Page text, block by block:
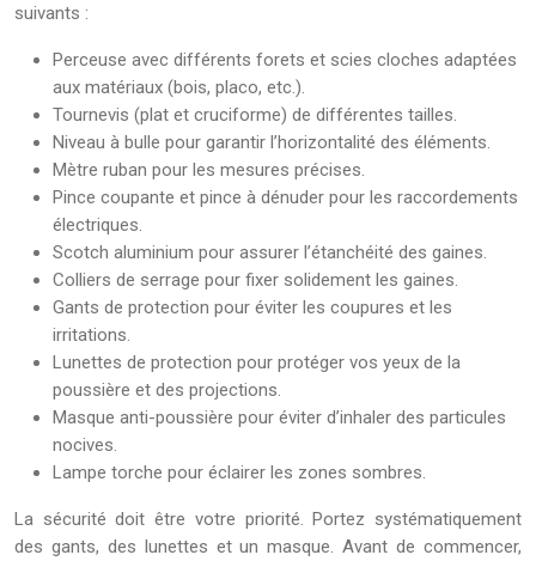
suivants :
Perceuse avec différents forets et scies cloches adaptées
aux matériaux (bois, placo, etc.).
Tournevis (plat et cruciforme) de différentes tailles.
Niveau à bulle pour garantir l’horizontalité des éléments.
Mètre ruban pour les mesures précises.
Pince coupante et pince à dénuder pour les raccordements
électriques.
Scotch aluminium pour assurer l’étanchéité des gaines.
Colliers de serrage pour fixer solidement les gaines.
Gants de protection pour éviter les coupures et les
irritations.
Lunettes de protection pour protéger vos yeux de la
poussière et des projections.
Masque anti-poussière pour éviter d’inhaler des particules
nocives.
Lampe torche pour éclairer les zones sombres.
La sécurité doit être votre priorité. Portez systématiquement
des gants, des lunettes et un masque. Avant de commencer,